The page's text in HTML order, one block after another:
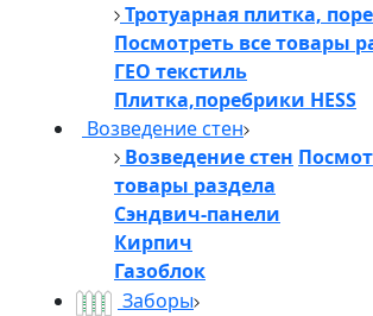
Тротуарная плитка,
Посмотреть все товары
ГЕО текстиль
Плитка,поребрики HESS
Возведение стен
Возведение стен
товары раздела
Сэндвич-панели
Кирпич
Газоблок
Заборы